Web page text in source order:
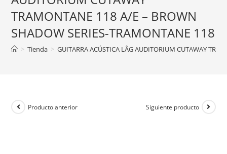
TRAMONTANE 118 A/E – BROWN
SHADOW SERIES-TRAMONTANE 118
> Tienda > GUITARRA ACÚSTICA LÂG AUDITORIUM CUTAWAY
Producto anterior Siguiente producto